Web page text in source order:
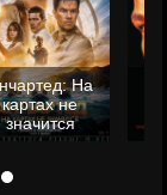
На
картах не
значится